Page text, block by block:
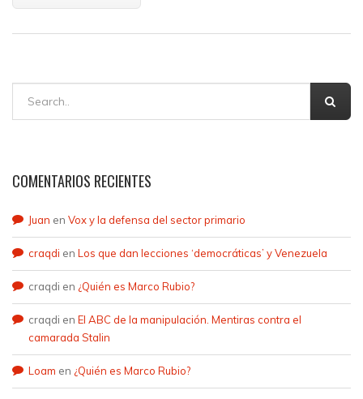
COMENTARIOS RECIENTES
Juan en Vox y la defensa del sector primario
craqdi en Los que dan lecciones ‘democráticas’ y Venezuela
craqdi en ¿Quién es Marco Rubio?
craqdi en El ABC de la manipulación. Mentiras contra el
camarada Stalin
Loam en ¿Quién es Marco Rubio?